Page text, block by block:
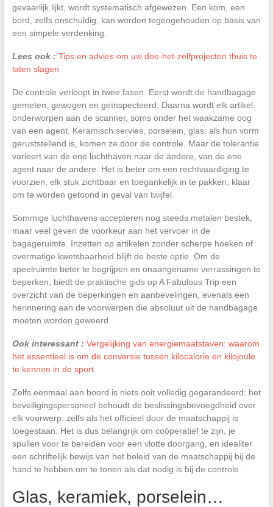
gevaarlijk lijkt, wordt systematisch afgewezen. Een kom, een
bord, zelfs onschuldig, kan worden tegengehouden op basis van
een simpele verdenking.
Lees ook : Tips en advies om uw doe-het-zelfprojecten thuis te
laten slagen
De controle verloopt in twee fasen. Eerst wordt de handbagage
gemeten, gewogen en geïnspecteerd. Daarna wordt elk artikel
onderworpen aan de scanner, soms onder het waakzame oog
van een agent. Keramisch servies, porselein, glas: als hun vorm
geruststellend is, komen ze door de controle. Maar de tolerantie
varieert van de ene luchthaven naar de andere, van de ene
agent naar de andere. Het is beter om een rechtvaardiging te
voorzien, elk stuk zichtbaar en toegankelijk in te pakken, klaar
om te worden getoond in geval van twijfel.
Sommige luchthavens accepteren nog steeds metalen bestek,
maar veel geven de voorkeur aan het vervoer in de
bagageruimte. Inzetten op artikelen zonder scherpe hoeken of
overmatige kwetsbaarheid blijft de beste optie. Om de
speelruimte beter te begrijpen en onaangename verrassingen te
beperken, biedt de praktische gids op A Fabulous Trip een
overzicht van de beperkingen en aanbevelingen, evenals een
herinnering aan de voorwerpen die absoluut uit de handbagage
moeten worden geweerd.
Ook interessant : Vergelijking van energiemaatstaven: waarom
het essentieel is om de conversie tussen kilocalorie en kilojoule
te kennen in de sport
Zelfs eenmaal aan boord is niets ooit volledig gegarandeerd: het
beveiligingspersoneel behoudt de beslissingsbevoegdheid over
elk voorwerp, zelfs als het officieel door de maatschappij is
toegestaan. Het is dus belangrijk om coöperatief te zijn, je
spullen voor te bereiden voor een vlotte doorgang, en idealiter
een schriftelijk bewijs van het beleid van de maatschappij bij de
hand te hebben om te tonen als dat nodig is bij de controle.
Glas, keramiek, porselein…